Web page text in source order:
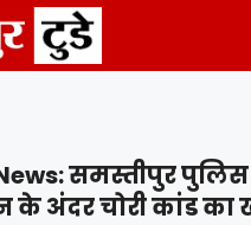
समस्तीपुर पुलिस
के अंदर चोरी कांड का